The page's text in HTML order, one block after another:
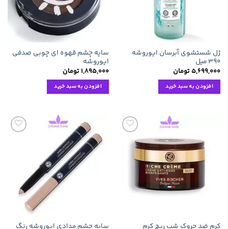
ژل شستشوی آبرسان ایوروشه
۳۹۰ میل
۵,۶۹۹,۰۰۰تومان
افزودن به سبد خرید
سایه چشم قهوه ای چوبی صدفی
ایوروشه
۱,۸۹۵,۰۰۰تومان
افزودن به سبد خرید
افزودن
به
مندی
کرم ضد چروک شب ریچ کرم
سایه چشم مدادی ایوروشه رنگ